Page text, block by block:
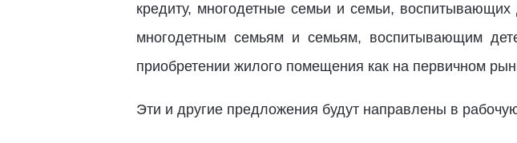
кредиту, многодетные семьи и семьи,
многодетным семьям и семьям, воспитывающим
приобретении жилого помещения как на первичном
Эти и другие предложения будут направлены в